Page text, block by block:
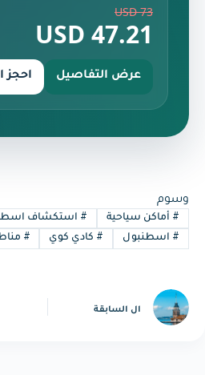
73 USD
47.21 USD
عرض التفاصيل احجز
وسوم
# أماكن سياحية # استكشاف
# اسطنبول # كادي كوي #
ال السابقة